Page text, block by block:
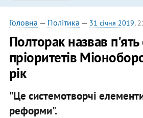
Головна — Політика — 31 січня 2019,
Полторак назвав
пріоритетів
рік
"Це системотворчі
реформи".